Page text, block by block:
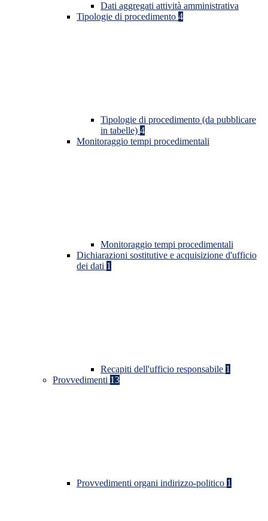
Dati aggregati attività amministrativa
Tipologie di procedimento 4
Tipologie di procedimento (da pubblicare
in tabelle) 4
Monitoraggio tempi procedimentali
Monitoraggio tempi procedimentali
Dichiarazioni sostitutive e acquisizione d'ufficio
dei dati 1
Recapiti dell'ufficio responsabile 1
Provvedimenti 13
Provvedimenti organi indirizzo-politico 1